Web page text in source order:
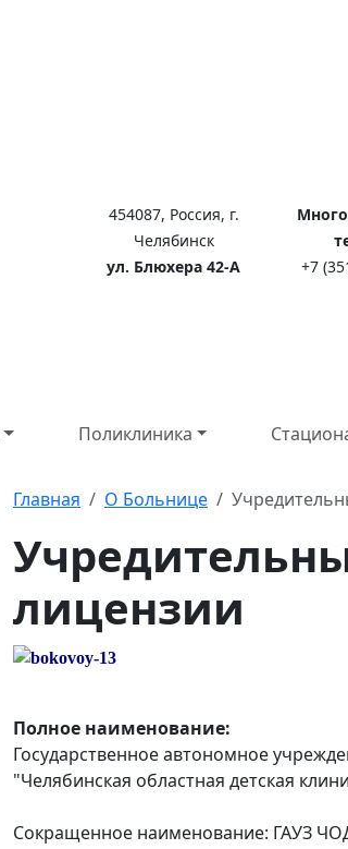
454087, Россия, г.
Челябинск
ул. Блюхера 42-А
+7
Поликлиника
Главная О Больнице
лицензии
Полное наименование:
Государственное автономное
"Челябинская областная детская
Сокращенное наименование: ГАУЗ